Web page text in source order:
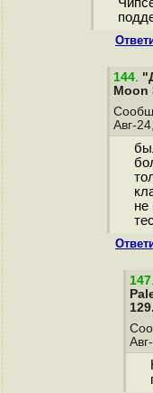
144.
Moon
Авг-
не
147.